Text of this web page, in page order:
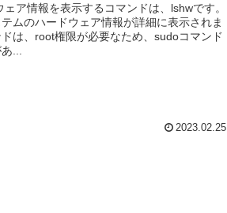
ア情報を表示するコマンドは、lshwです。
ムのハードウェア情報が詳細に表示されま
は、root権限が必要なため、sudoコマンド
...
2023.02.25